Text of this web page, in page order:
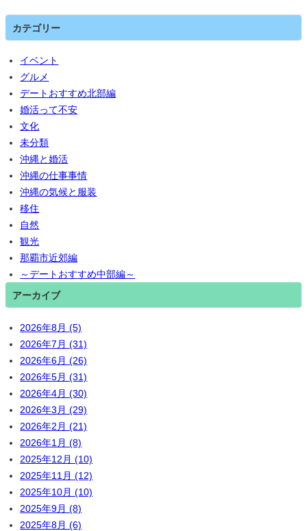
カテゴリー
イベント
グルメ
デートおすすめ北部編
婚活って不安
文化
未分類
沖縄と婚活
沖縄の仕事事情
沖縄の気候と服装
移住
自然
観光
那覇市近郊編
～デートおすすめ中部編～
アーカイブ
2026年8月 (5)
2026年7月 (31)
2026年6月 (26)
2026年5月 (31)
2026年4月 (30)
2026年3月 (29)
2026年2月 (21)
2026年1月 (8)
2025年12月 (10)
2025年11月 (12)
2025年10月 (10)
2025年9月 (8)
2025年8月 (6)